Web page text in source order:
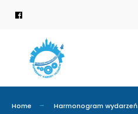
Home Harmonogram wydarzeń